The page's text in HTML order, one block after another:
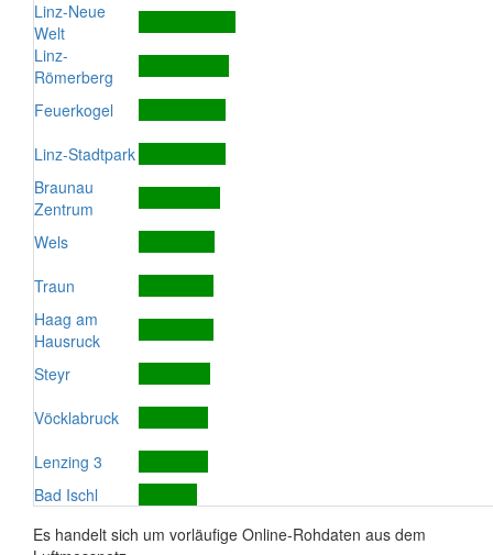
Linz-Neue
Welt
Linz-
Römerberg
Feuerkogel
Linz-Stadtpark
Braunau
Zentrum
Wels
Traun
Haag am
Hausruck
Steyr
Vöcklabruck
Lenzing 3
Bad Ischl
Es handelt sich um vorläufige Online-Rohdaten aus dem